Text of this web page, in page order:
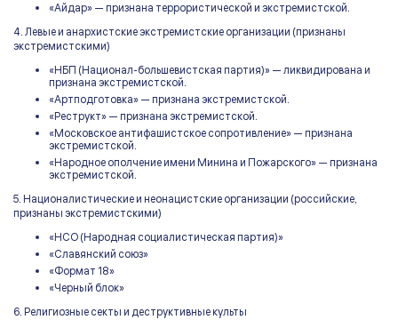
«Айдар» — признана террористической и экстремистской.
4. Левые и анархистские экстремистские организации (признаны
экстремистскими)
«НБП (Национал-большевистская партия)» — ликвидирована и
признана экстремистской.
«Артподготовка» — признана экстремистской.
«Реструкт» — признана экстремистской.
«Московское антифашистское сопротивление» — признана
экстремистской.
«Народное ополчение имени Минина и Пожарского» — признана
экстремистской.
5. Националистические и неонацистские организации (российские,
признаны экстремистскими)
«НСО (Народная социалистическая партия)»
«Славянский союз»
«Формат 18»
«Черный блок»
6. Религиозные секты и деструктивные культы